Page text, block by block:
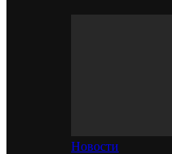
Новости